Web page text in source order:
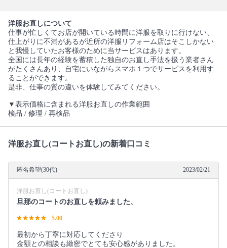
洋服お直しについて
仕事が忙しくてお店が開いている時間に洋服を取りに行けない、
仕上がりに不満があるが近所の洋服リフォーム店はそこしかない
と我慢していたお客様のために当サービスはあります。
全国には長年の経験を蓄積した独自のお直し手法を扱う業者さん
がたくさんあり、自宅にいながらスマホ１つでサービスを利用す
ることができます。
是非、仕事の質の違いを体験してみてください。
▼表示価格に含まれる洋服お直しの作業範囲
検品 / 修理 / 再検品
洋服お直し(コートお直し)の新着口コミ
匿名希望(30代) 2023/02/21
洋服お直し(コートお直し)
旦那のコートのお直しを頼みました、
5.00
最初から丁寧に対応してくださり
金額との相談も緻密でとても安心感がありました。